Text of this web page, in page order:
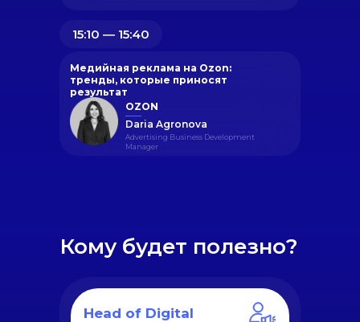
15:10 ― 15:40
Advertising Business Development
Manager
Daria Agronova
OZON
Медийная реклама на Ozon:
тренды, которые приносят
результат
Head of Digital
Кому будет полезно?